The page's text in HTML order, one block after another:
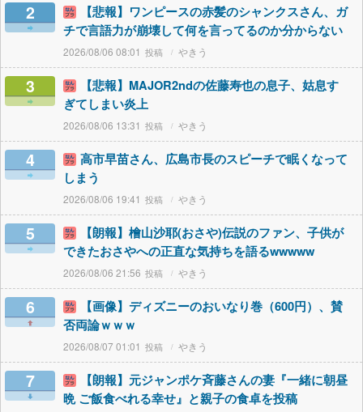
2
【悲報】ワンピースの赤髪のシャンクスさん、ガ
チで言語力が崩壊して何を言ってるのか分からない
2026/08/06 08:01 やきう
3
【悲報】MAJOR2ndの佐藤寿也の息子、姑息す
ぎてしまい炎上
2026/08/06 13:31 やきう
4
高市早苗さん、広島市長のスピーチで眠くなって
しまう
2026/08/06 19:41 やきう
5
【朗報】檜山沙耶(おさや)伝説のファン、子供が
できたおさやへの正直な気持ちを語るwwwww
2026/08/06 21:56 やきう
6
【画像】ディズニーのおいなり巻（600円）、賛
否両論ｗｗｗ
2026/08/07 01:01 やきう
7
【朗報】元ジャンポケ斉藤さんの妻『一緒に朝昼
晩 ご飯食べれる幸せ』と親子の食卓を投稿